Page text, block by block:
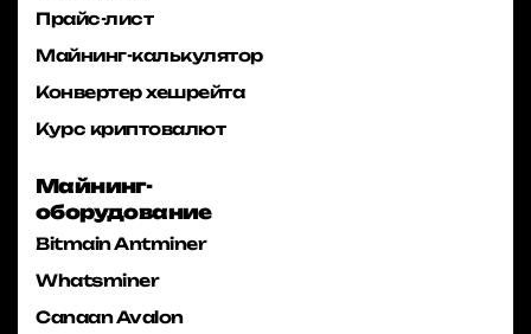
Прайс-лист
Майнинг-калькулятор
Конвертер хешрейта
Курс криптовалют
Майнинг-
оборудование
Bitmain Antminer
Whatsminer
Canaan Avalon